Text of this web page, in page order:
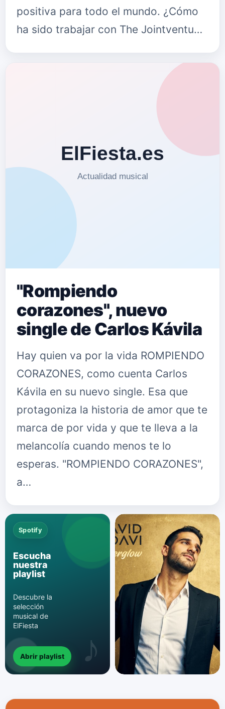
positiva para todo el mundo. ¿Cómo
ha sido trabajar con The Jointventu…
"Rompiendo
corazones", nuevo
single de Carlos Kávila
Hay quien va por la vida ROMPIENDO
CORAZONES, como cuenta Carlos
Kávila en su nuevo single. Esa que
protagoniza la historia de amor que te
marca de por vida y que te lleva a la
melancolía cuando menos te lo
esperas. "ROMPIENDO CORAZONES",
a…
Spotify
Escucha
nuestra
playlist
Descubre la
selección
musical de
ElFiesta
Abrir playlist